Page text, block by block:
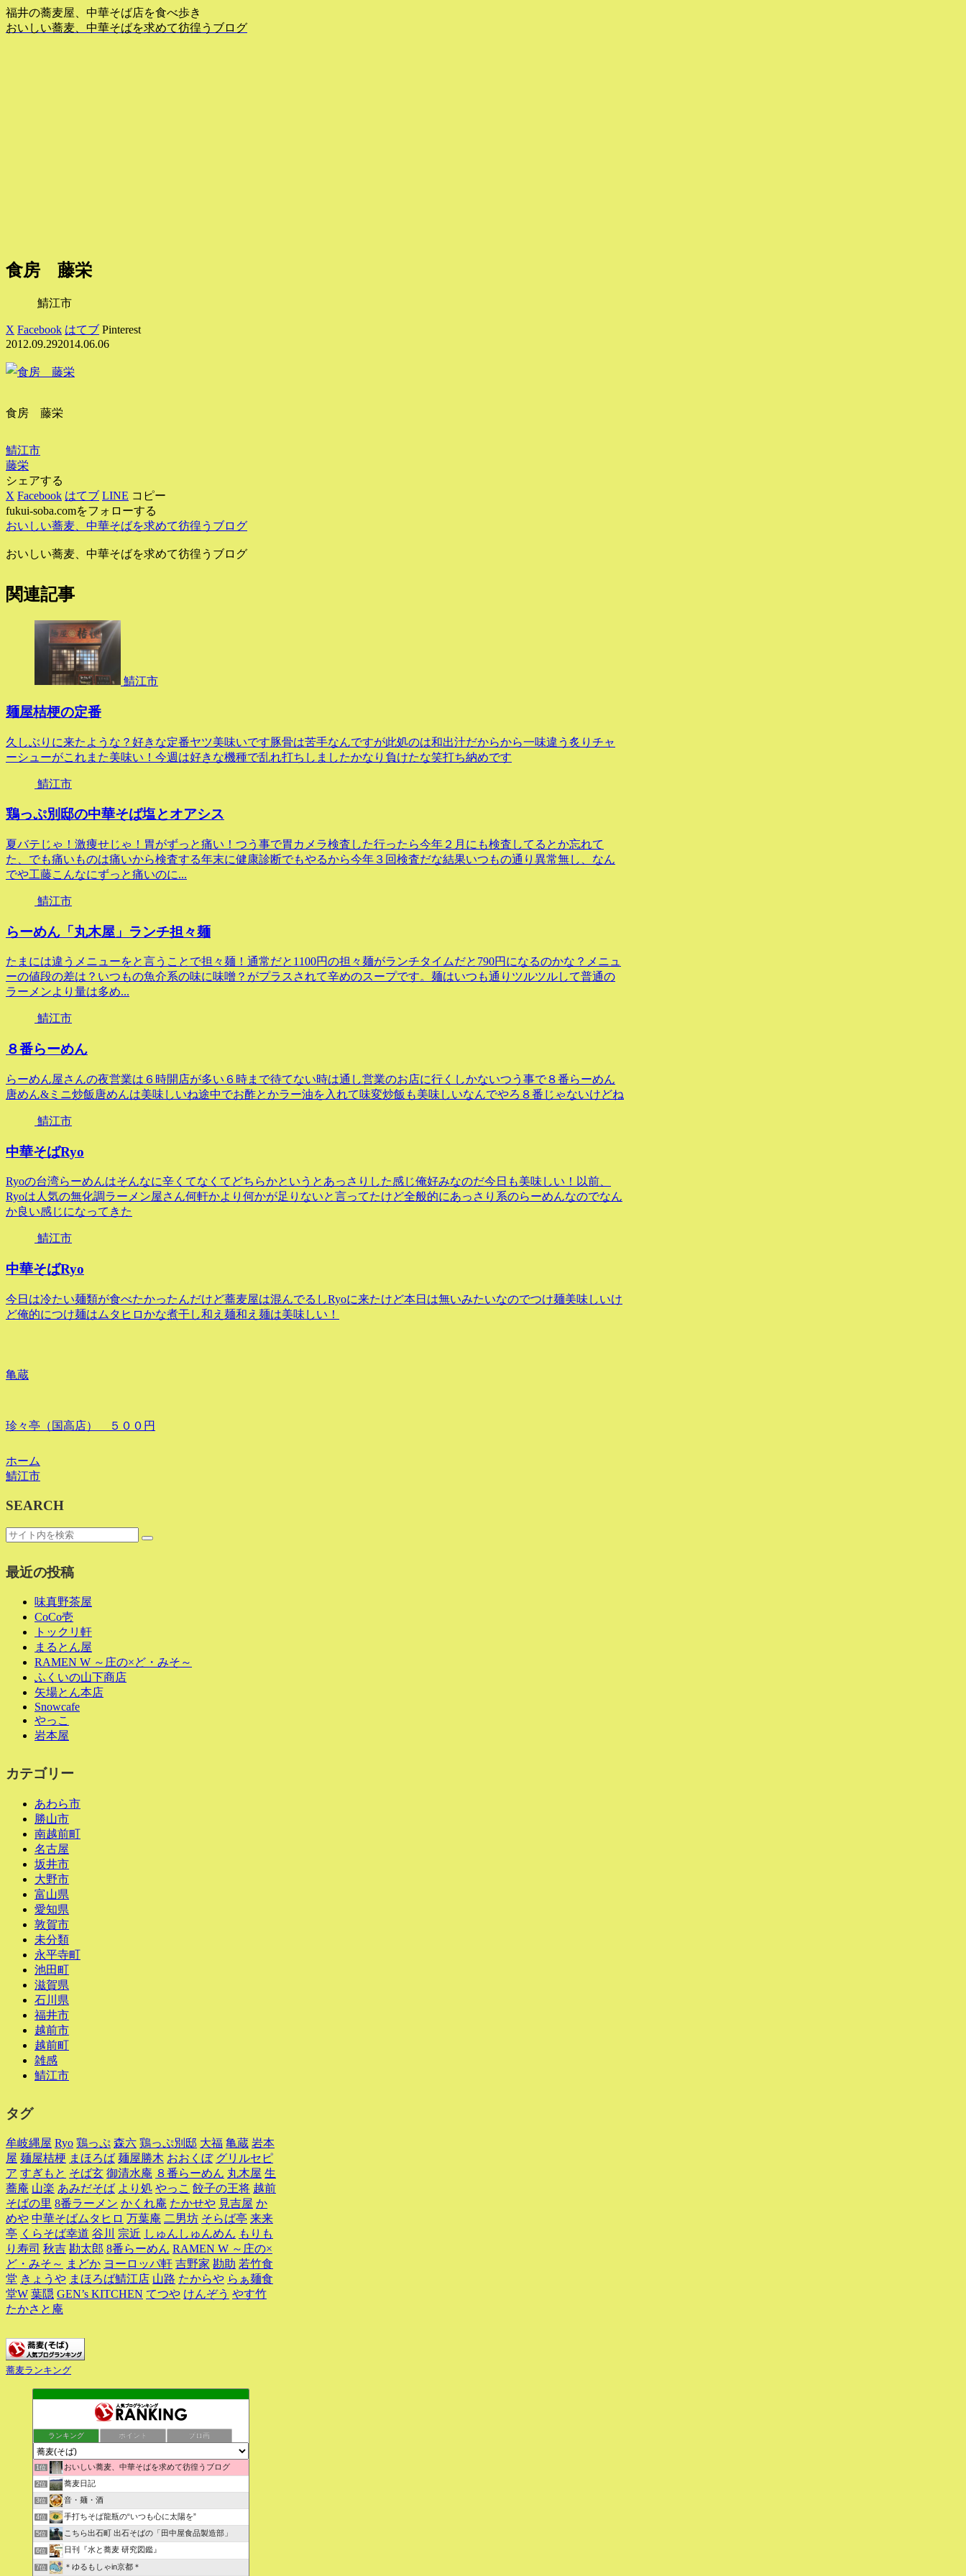
福井の蕎麦屋、中華そば店を食べ歩き
おいしい蕎麦、中華そばを求めて彷徨うブログ
食房 藤栄
鯖江市
X Facebook はてブ Pinterest
2012.09.292014.06.06
食房 藤栄
鯖江市
藤栄
シェアする
X Facebook はてブ LINE コピー
fukui-soba.comをフォローする
おいしい蕎麦、中華そばを求めて彷徨うブログ
おいしい蕎麦、中華そばを求めて彷徨うブログ
関連記事
鯖江市
麺屋桔梗の定番
久しぶりに来たような？好きな定番ヤツ美味いです豚骨は苦手なんですが此処のは和出汁だからから一味違う炙りチャ
ーシューがこれまた美味い！今週は好きな機種で乱れ打ちしましたかなり負けたな笑打ち納めです
鯖江市
鶏っぷ別邸の中華そば塩とオアシス
夏バテじゃ！激痩せじゃ！胃がずっと痛い！つう事で胃カメラ検査した行ったら今年２月にも検査してるとか忘れて
た、でも痛いものは痛いから検査する年末に健康診断でもやるから今年３回検査だな結果いつもの通り異常無し、なん
でや工藤こんなにずっと痛いのに...
鯖江市
らーめん「丸木屋」ランチ担々麺
たまには違うメニューをと言うことで担々麺！通常だと1100円の担々麺がランチタイムだと790円になるのかな？メニュ
ーの値段の差は？いつもの魚介系の味に味噌？がプラスされて辛めのスープです。麺はいつも通りツルツルして普通の
ラーメンより量は多め...
鯖江市
８番らーめん
らーめん屋さんの夜営業は６時開店が多い６時まで待てない時は通し営業のお店に行くしかないつう事で８番らーめん
唐めん&ミニ炒飯唐めんは美味しいね途中でお酢とかラー油を入れて味変炒飯も美味しいなんでやろ８番じゃないけどね
鯖江市
中華そばRyo
Ryoの台湾らーめんはそんなに辛くてなくてどちらかというとあっさりした感じ俺好みなのだ今日も美味しい！以前、
Ryoは人気の無化調ラーメン屋さん何軒かより何かが足りないと言ってたけど全般的にあっさり系のらーめんなのでなん
か良い感じになってきた
鯖江市
中華そばRyo
今日は冷たい麺類が食べたかったんだけど蕎麦屋は混んでるしRyoに来たけど本日は無いみたいなのでつけ麺美味しいけ
ど俺的につけ麺はムタヒロかな煮干し和え麺和え麺は美味しい！
亀蔵
珍々亭（国高店） ５００円
ホーム
鯖江市
SEARCH
最近の投稿
味真野茶屋
CoCo壱
トックリ軒
まるとん屋
RAMEN W ～庄の×ど・みそ～
ふくいの山下商店
矢場とん本店
Snowcafe
やっこ
岩本屋
カテゴリー
あわら市
勝山市
南越前町
名古屋
坂井市
大野市
富山県
愛知県
敦賀市
未分類
永平寺町
池田町
滋賀県
石川県
福井市
越前市
越前町
雑感
鯖江市
タグ
牟岐縄屋 Ryo 鶏っぷ 森六 鶏っぷ別邸 大福 亀蔵 岩本
屋 麺屋桔梗 まほろば 麺屋勝木 おおくぼ グリルセピ
ア すぎもと そば玄 御清水庵 ８番らーめん 丸木屋 生
蕎庵 山楽 あみだそば より処 やっこ 餃子の王将 越前
そばの里 8番ラーメン かくれ庵 たかせや 見吉屋 か
めや 中華そばムタヒロ 万葉庵 二男坊 そらば亭 来来
亭 くらそば幸道 谷川 宗近 しゅんしゅんめん もりも
り寿司 秋吉 勘太郎 8番らーめん RAMEN W ～庄の×
ど・みそ～ まどか ヨーロッパ軒 吉野家 勘助 若竹食
堂 きょうや まほろば鯖江店 山路 たからや らぁ麺食
堂W 葉隠 GEN’s KITCHEN てつや けんぞう やす竹
たかさと庵
蕎麦ランキング
ランキング ポイント ブロ画
1位 おいしい蕎麦、中華そばを求めて彷徨うブログ
2位 蕎麦日記
3位 音・麺・酒
4位 手打ちそば龍瓶の“いつも心に太陽を”
5位 こちら出石町 出石そばの「田中屋食品製造部」
6位 日刊『水と蕎麦 研究図鑑』
7位 ＊ゆるもしゃin京都＊